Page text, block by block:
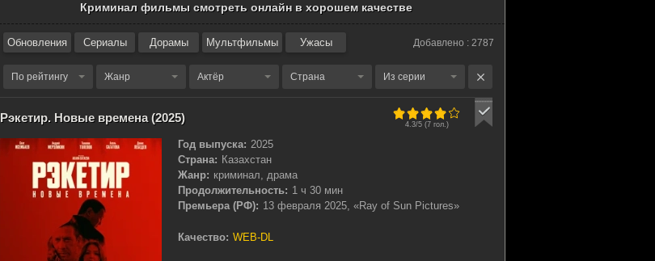
Криминал фильмы смотреть онлайн в хорошем качестве
Обновления Сериалы Дорамы Мультфильмы Ужасы Добавлено : 2787
По рейтингу Жанр Актёр Страна Из серии
Рэкетир. Новые времена (2025)
4.3/5 (7гол.)
Год выпуска: 2025
Страна: Казахстан
Жанр: криминал, драма
Продолжительность: 1 ч 30 мин
Премьера (РФ): 13 февраля 2025, «Ray of Sun Pictures»
Качество: WEB-DL